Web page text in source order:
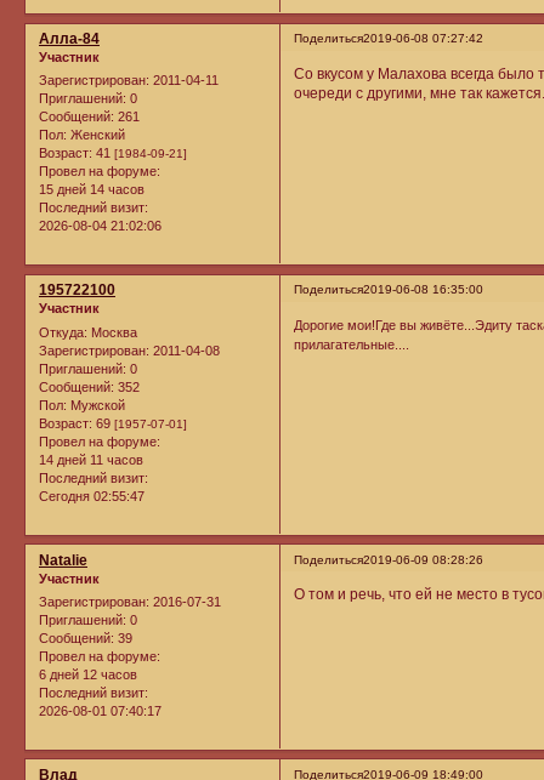
Поделиться2019-06-08 07:27:42
Алла-84
Участник
Зарегистрирован: 2011-04-11
Приглашений: 0
Сообщений: 261
Пол: Женский
Возраст: 41 [1984-09-21]
Провел на форуме:
15 дней 14 часов
Последний визит:
2026-08-04 21:02:06
Со вкусом у Малахова всегда
очереди с другими, мне так
Поделиться2019-06-08 16:35:00
195722100
Участник
Откуда: Москва
Зарегистрирован: 2011-04-08
Приглашений: 0
Сообщений: 352
Пол: Мужской
Возраст: 69 [1957-07-01]
Провел на форуме:
14 дней 11 часов
Последний визит:
Сегодня 02:55:47
Дорогие мои!Где вы живёте...Эдиту
прилагательные....
Поделиться2019-06-09 08:28:26
Natalie
Участник
Зарегистрирован: 2016-07-31
Приглашений: 0
Сообщений: 39
Провел на форуме:
6 дней 12 часов
Последний визит:
2026-08-01 07:40:17
О том и речь, что ей не место в
Поделиться2019-06-09 18:49:00
Влад